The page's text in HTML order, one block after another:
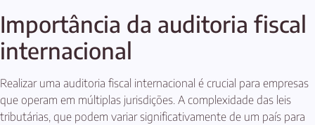
Importância da auditoria fiscal
internacional
Realizar uma auditoria fiscal internacional é crucial para empresas
que operam em múltiplas jurisdições. A complexidade das leis
tributárias, que podem variar significativamente de um país para